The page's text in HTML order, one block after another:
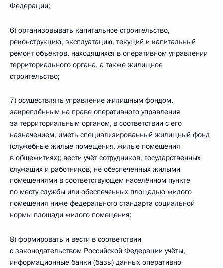
Федерации;
6) организовывать капитальное строительство,
реконструкцию, эксплуатацию, текущий и капитальный
ремонт объектов, находящихся в оперативном управлении
территориального органа, а также жилищное
строительство;
7) осуществлять управление жилищным фондом,
закреплённым на праве оперативного управления
за территориальным органом, в соответствии с его
назначением, иметь специализированный жилищный фонд
(служебные жилые помещения, жилые помещения
в общежитиях); вести учёт сотрудников, государственных
служащих и работников, не обеспеченных жилыми
помещениями в соответствующем населённом пункте
по месту службы или обеспеченных площадью жилого
помещения ниже федерального стандарта социальной
нормы площади жилого помещения;
8) формировать и вести в соответствии
с законодательством Российской Федерации учёты,
информационные банки (базы) данных оперативно-